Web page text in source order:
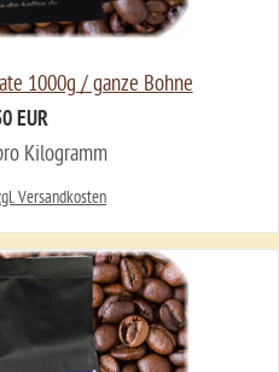
1000g / ganze Bohne
EUR
Kilogramm
Versandkosten